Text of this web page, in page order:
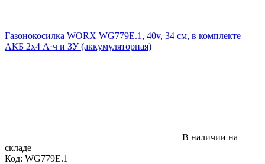
Газонокосилка WORX WG779E.1, 40v, 34 см, в комплекте
АКБ 2х4 А·ч и ЗУ (аккумуляторная)
В наличии на
складе
Код: WG779E.1